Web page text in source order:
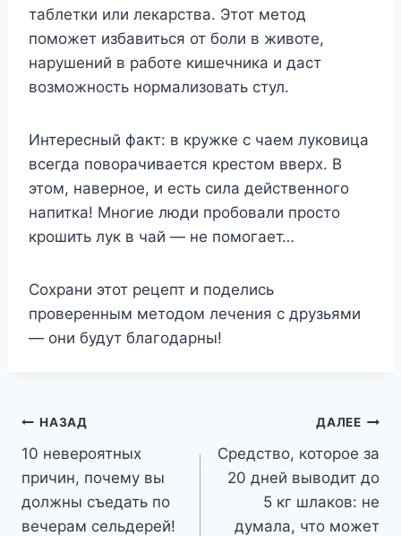
таблетки или лекарства. Этот метод
поможет избавиться от боли в животе,
нарушений в работе кишечника и даст
возможность нормализовать стул.
Интересный факт: в кружке с чаем луковица
всегда поворачивается крестом вверх. В
этом, наверное, и есть сила действенного
напитка! Многие люди пробовали просто
крошить лук в чай — не помогает…
Сохрани этот рецепт и поделись
проверенным методом лечения с друзьями
— они будут благодарны!
Навигация
по
записям
НАЗАД
10 невероятных
причин, почему вы
должны съедать по
вечерам сельдерей!
ДАЛЕЕ
Средство, которое за
20 дней выводит до
5 кг шлаков: не
думала, что может